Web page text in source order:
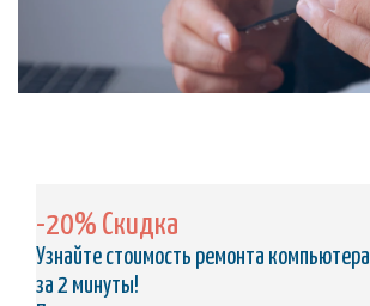
-20% Скидка
Узнайте стоимость ремонта компьютера
за 2 минуты!